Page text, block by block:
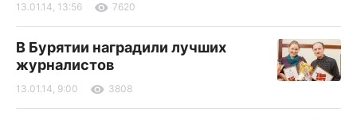
13.01.14, 13:56 7620
В Бурятии наградили лучших
журналистов
13.01.14, 9:00 3808